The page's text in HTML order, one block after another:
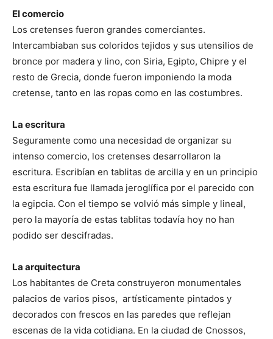
El comercio
Los cretenses fueron grandes comerciantes.
Intercambiaban sus coloridos tejidos y sus utensilios de
bronce por madera y lino, con Siria, Egipto, Chipre y el
resto de Grecia, donde fueron imponiendo la moda
cretense, tanto en las ropas como en las costumbres.
La escritura
Seguramente como una necesidad de organizar su
intenso comercio, los cretenses desarrollaron la
escritura. Escribían en tablitas de arcilla y en un principio
esta escritura fue llamada jeroglífica por el parecido con
la egipcia. Con el tiempo se volvió más simple y lineal,
pero la mayoría de estas tablitas todavía hoy no han
podido ser descifradas.
La arquitectura
Los habitantes de Creta construyeron monumentales
palacios de varios pisos, artísticamente pintados y
decorados con frescos en las paredes que reflejan
escenas de la vida cotidiana. En la ciudad de Cnossos,